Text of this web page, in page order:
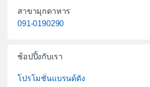
สาขามุกดาหาร
091-0190290
ช้อปปิ้งกับเรา
โปรโมชั่นแบรนด์ดัง